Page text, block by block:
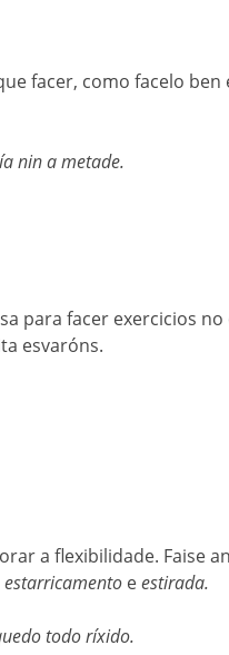
facer, como facelo ben
nin a metade.
para facer exercicios no
esvaróns.
a flexibilidade. Faise
estarricamento eestirada.
todo ríxido.